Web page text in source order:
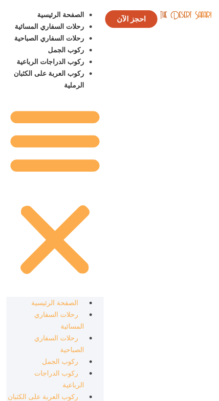
احجز الآن
الصفحة الرئيسية
رحلات السفاري المسائية
رحلات السفاري الصباحية
ركوب الجمل
ركوب الدراجات الرباعية
ركوب العربة على الكثبان
الرملية
الصفحة الرئيسية
رحلات السفاري
المسائية
رحلات السفاري
الصباحية
ركوب الجمل
ركوب الدراجات
الرباعية
ركوب العربة على الكثبان